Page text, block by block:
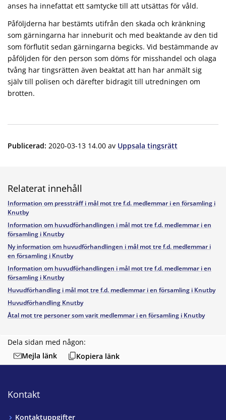
anses ha innefattat ett samtycke till att utsättas för våld.
Påföljderna har bestämts utifrån den skada och kränkning
som gärningarna har inneburit och med beaktande av den tid
som förflutit sedan gärningarna begicks. Vid bestämmande av
påföljden för den person som döms för misshandel och olaga
tvång har tingsrätten även beaktat att han har anmält sig
själv till polisen och därefter bidragit till utredningen om
brotten.
Publicerad: 2020-03-13 14.00 av Uppsala tingsrätt
Dela sidan med någon:
Mejla länk
Kopiera länk
Relaterat innehåll
Information om pressträff i mål mot tre f.d. medlemmar i en församling i
Knutby
Information om huvudförhandlingen i mål mot tre f.d. medlemmar i en
församling i Knutby
Ny information om huvudförhandlingen i mål mot tre f.d. medlemmar i
en församling i Knutby
Information om huvudförhandlingen i mål mot tre f.d. medlemmar i en
församling i Knutby
Huvudförhandling i mål mot tre f.d. medlemmar i en församling i Knutby
Huvudförhandling Knutby
Åtal mot tre personer som varit medlemmar i en församling i Knutby
Kontakt
Kontaktuppgifter